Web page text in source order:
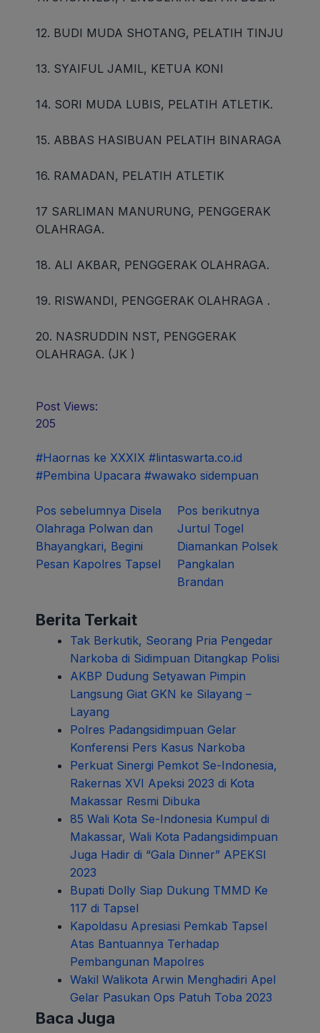
12. BUDI MUDA SHOTANG, PELATIH TINJU
13. SYAIFUL JAMIL, KETUA KONI
14. SORI MUDA LUBIS, PELATIH ATLETIK.
15. ABBAS HASIBUAN PELATIH BINARAGA
16. RAMADAN, PELATIH ATLETIK
17 SARLIMAN MANURUNG, PENGGERAK
OLAHRAGA.
18. ALI AKBAR, PENGGERAK OLAHRAGA.
19. RISWANDI, PENGGERAK OLAHRAGA .
20. NASRUDDIN NST, PENGGERAK
OLAHRAGA. (JK )
Post Views:
205
#Haornas ke XXXIX #lintaswarta.co.id
#Pembina Upacara #wawako sidempuan
Navigasi
pos
Pos sebelumnya Disela
Olahraga Polwan dan
Bhayangkari, Begini
Pesan Kapolres Tapsel
Pos berikutnya
Jurtul Togel
Diamankan Polsek
Pangkalan
Brandan
Berita Terkait
Tak Berkutik, Seorang Pria Pengedar
Narkoba di Sidimpuan Ditangkap Polisi
AKBP Dudung Setyawan Pimpin
Langsung Giat GKN ke Silayang –
Layang
Polres Padangsidimpuan Gelar
Konferensi Pers Kasus Narkoba
Perkuat Sinergi Pemkot Se-Indonesia,
Rakernas XVI Apeksi 2023 di Kota
Makassar Resmi Dibuka
85 Wali Kota Se-Indonesia Kumpul di
Makassar, Wali Kota Padangsidimpuan
Juga Hadir di “Gala Dinner” APEKSI
2023
Bupati Dolly Siap Dukung TMMD Ke
117 di Tapsel
Kapoldasu Apresiasi Pemkab Tapsel
Atas Bantuannya Terhadap
Pembangunan Mapolres
Wakil Walikota Arwin Menghadiri Apel
Gelar Pasukan Ops Patuh Toba 2023
Baca Juga